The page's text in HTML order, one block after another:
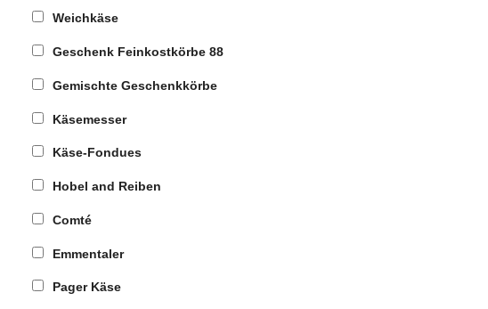
Weichkäse
Geschenk Feinkostkörbe 88
Gemischte Geschenkkörbe
Käsemesser
Käse-Fondues
Hobel and Reiben
Comté
Emmentaler
Pager Käse